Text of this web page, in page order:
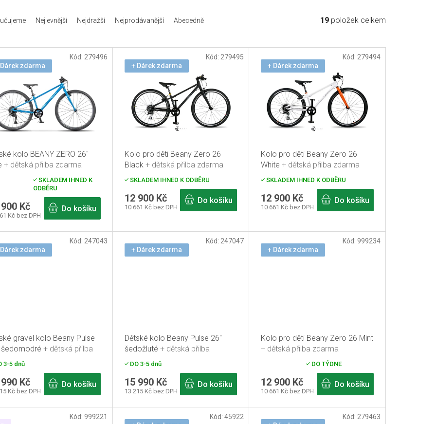
Nejlevnější Nejdražší Nejprodávanější Abecedně 19 položek celkem
zdarma
kolo BEANY ZERO 26"
+ dětská přilba zdarma
SKLADEM IHNED K
ODBĚRU
Kč bez DPH
Kč Do košíku
Kód: 279496
+ Dárek zdarma
Kolo pro děti Beany Zero 26
Black + dětská přilba zdarma
SKLADEM IHNED K ODBĚRU
10 661 Kč bez DPH
12 900 Kč Do košíku
Kód: 279495
+ Dárek zdarma
Kolo pro děti Beany Zero 26
White+ dětská přilba zdarma
SKLADEM IHNED K ODBĚRU
10 661 Kč bez DPH
12 900 Kč Do košíku
Kód: 279494
zdarma
gravel kolo Beany Pulse
šedomodré + dětská přilba
3-5 dnů
Kč bez DPH
Kč Do košíku
Kód: 247043
+ Dárek zdarma
Dětské kolo Beany Pulse 26"
šedožluté + dětská přilba
zdarma
DO 3-5 dnů
13 215 Kč bez DPH
15 990 Kč Do košíku
Kód: 247047
+ Dárek zdarma
Kolo pro děti Beany Zero 26 Mint
+ dětská přilba zdarma
produktu
je
5,0
hvězdiček.
DO TÝDNE
10 661 Kč bez DPH
12 900 Kč Do košíku
Kód: 999234
Kód: 999221
Kód:45922
Kód: 279463